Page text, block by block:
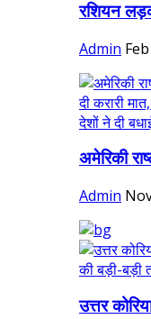
रशियन
Admin
अमेरिकी
Admin
उत्तर